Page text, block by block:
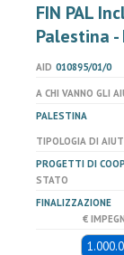
FIN PAL
Palestina -
AID 010895/01/0
A CHI VANNO GLI
PALESTINA
TIPOLOGIA DI
PROGETTI DI
STATO
FINALIZZAZIONE
€